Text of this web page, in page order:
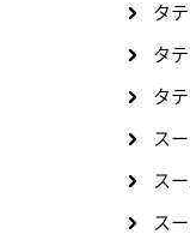
タ
タ
タ
ス
ス
ス